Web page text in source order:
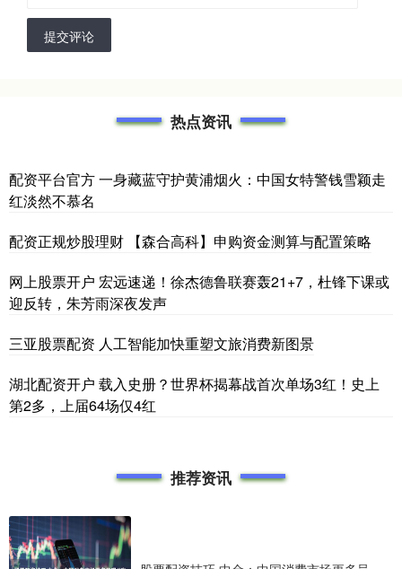
提交评论
热点资讯
配资平台官方 一身藏蓝守护黄浦烟火：中国女特警钱雪颖走
红淡然不慕名
配资正规炒股理财 【森合高科】申购资金测算与配置策略
网上股票开户 宏远速递！徐杰德鲁联赛轰21+7，杜锋下课或
迎反转，朱芳雨深夜发声
三亚股票配资 人工智能加快重塑文旅消费新图景
湖北配资开户 载入史册？世界杯揭幕战首次单场3红！史上
第2多，上届64场仅4红
推荐资讯